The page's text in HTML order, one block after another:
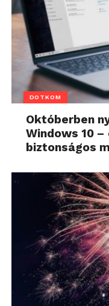
DOTKOM
Októberben
Windows 10
biztonságos